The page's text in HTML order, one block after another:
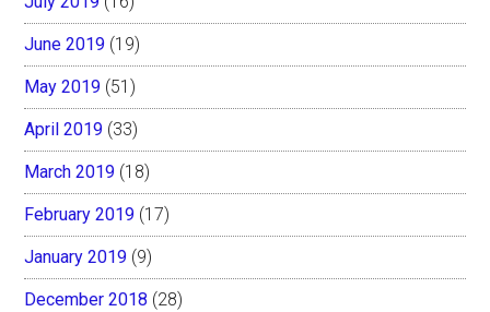
June 2019 (19)
May 2019 (51)
April 2019 (33)
March 2019 (18)
February 2019 (17)
January 2019 (9)
December 2018 (28)